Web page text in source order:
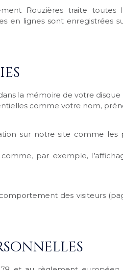
Rouzières traite toutes
en lignes sont enregistrées
la mémoire de votre disque
comme votre nom,
sur notre site comme les
par exemple,
des visiteurs